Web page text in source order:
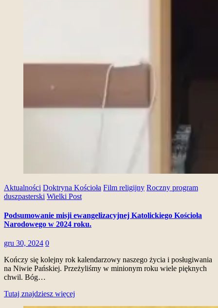
Aktualności Doktryna Kościoła Film religijny Roczny program
duszpasterski Wielki Post
Podsumowanie misji ewangelizacyjnej Katolickiego Kościoła
Narodowego w 2024 roku.
gru 30, 2024 0
Kończy się kolejny rok kalendarzowy naszego życia i posługiwania
na Niwie Pańskiej. Przeżyliśmy w minionym roku wiele pięknych
chwil. Bóg…
Tutaj znajdziesz więcej